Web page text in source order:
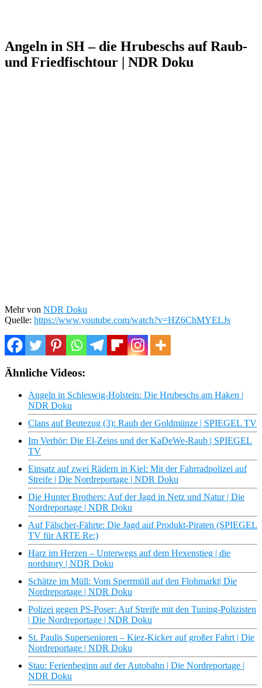
Angeln in SH – die Hrubeschs auf Raub-
und Friedfischtour | NDR Doku
Mehr von NDR Doku
Quelle: https://www.youtube.com/watch?v=HZ6ChMYELJs
Ähnliche Videos:
Angeln in Schleswig-Holstein: Die Hrubeschs am Haken |
NDR Doku
Clans auf Beutezug (3): Raub der Goldmünze | SPIEGEL TV
Im Verhör: Die El-Zeins und der KaDeWe-Raub | SPIEGEL
TV
Einsatz auf zwei Rädern in Kiel: Mit der Fahrradpolizei auf
Streife | Die Nordreportage | NDR Doku
Die Hunter Brothers: Auf der Jagd in Netz und Natur | Die
Nordreportage | NDR Doku
Auf Fälscher-Fährte: Die Jagd auf Produkt-Piraten (SPIEGEL
TV für ARTE Re:)
Harz im Herzen – Unterwegs auf dem Hexenstieg | die
nordstory | NDR Doku
Schätze im Müll: Vom Sperrmüll auf den Flohmarkt| Die
Nordreportage | NDR Doku
Polizei gegen PS-Poser: Auf Streife mit den Tuning-Polizisten
| Die Nordreportage | NDR Doku
St. Paulis Supersenioren – Kiez-Kicker auf großer Fahrt | Die
Nordreportage | NDR Doku
Stau: Ferienbeginn auf der Autobahn | Die Nordreportage |
NDR Doku